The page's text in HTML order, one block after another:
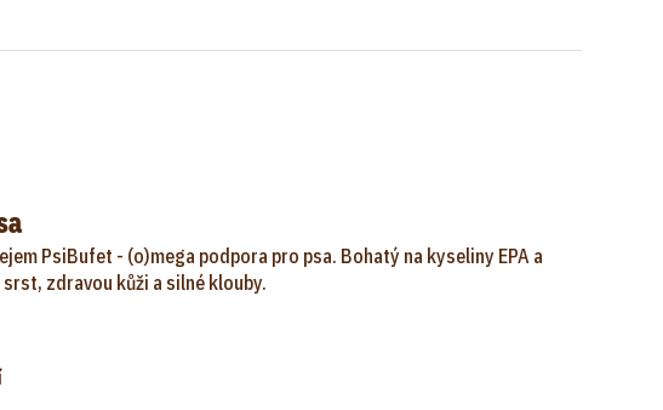
PsiBufet - (o)mega podpora pro psa. Bohatý na kyseliny EPA a
zdravou kůži a silné klouby.